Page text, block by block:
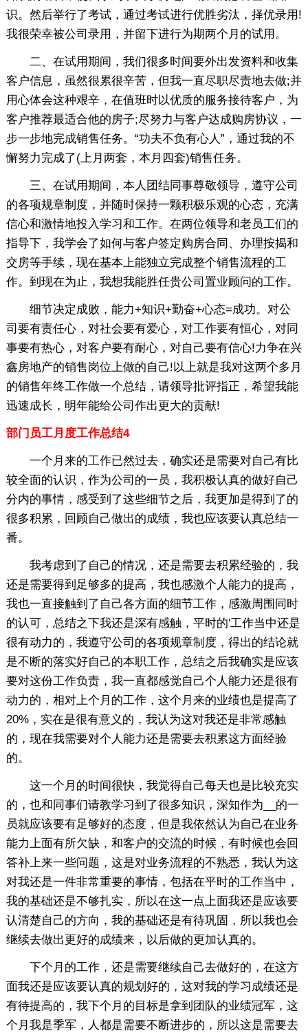
识。然后举行了考试，通过考试进行优胜劣汰，择优录用!
我很荣幸被公司录用，并留下进行为期两个月的试用。
二、在试用期间，我们很多时间要外出发资料和收集
客户信息，虽然很累很辛苦，但我一直尽职尽责地去做;并
用心体会这种艰辛，在值班时以优质的服务接待客户，为
客户推荐最适合他的房子;尽努力与客户达成购房协议，一
步一步地完成销售任务。“功夫不负有心人”，通过我的不
懈努力完成了(上月两套，本月四套)销售任务。
三、在试用期间，本人团结同事尊敬领导，遵守公司
的各项规章制度，并随时保持一颗积极乐观的心态，充满
信心和激情地投入学习和工作。在两位领导和老员工们的
指导下，我学会了如何与客户签定购房合同、办理按揭和
交房等手续，现在基本上能独立完成整个销售流程的工
作。到现在为止，我想我能胜任贵公司置业顾问的工作。
细节决定成败，能力+知识+勤奋+心态=成功。对公
司要有责任心，对社会要有爱心，对工作要有恒心，对同
事要有热心，对客户要有耐心，对自己要有信心!力争在兴
鑫房地产的销售岗位上做的自己!以上就是我对这两个多月
的销售年终工作做一个总结，请领导批评指正，希望我能
迅速成长，明年能给公司作出更大的贡献!
部门员工月度工作总结4
一个月来的工作已然过去，确实还是需要对自己有比
较全面的认识，作为公司的一员，我积极认真的做好自己
分内的事情，感受到了这些细节之后，我更加是得到了的
很多积累，回顾自己做出的成绩，我也应该要认真总结一
番。
我考虑到了自己的情况，还是需要去积累经验的，我
还是需要得到足够多的提高，我也感激个人能力的提高，
我也一直接触到了自己各方面的细节工作，感激周围同时
的认可，总结之下我还是深有感触，平时的'工作当中还是
很有动力的，我遵守公司的各项规章制度，得出的结论就
是不断的落实好自己的本职工作，总结之后我确实是应该
要对这份工作负责，我一直都感觉自己个人能力还是很有
动力的，相对上个月的工作，这个月来的业绩也是提高了
20%，实在是很有意义的，我认为这对我还是非常感触
的，现在我需要对个人能力还是需要去积累这方面经验
的。
这一个月的时间很快，我觉得自己每天也是比较充实
的，也和同事们请教学习到了很多知识，深知作为__的一
员就应该要有足够好的态度，但是我依然认为自己在业务
能力上面有所欠缺，和客户的交流的时候，有时候也会回
答补上来一些问题，这是对业务流程的不熟悉，我认为这
对我还是一件非常重要的事情，包括在平时的工作当中，
我的基础还是不够扎实，所以在这一点上面我还是应该要
认清楚自己的方向，我的基础还是有待巩固，所以我也会
继续去做出更好的成绩来，以后做的更加认真的。
下个月的工作，还是需要继续自己去做好的，在这方
面我还是应该要认真的规划好的，这对我的学习成绩还是
有待提高的，我下个月的目标是拿到团队的业绩冠军，这
个月我是季军，人都是需要不断进步的，所以这是需要去